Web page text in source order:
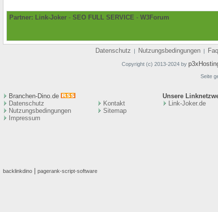
Partner: Link-Joker - SEO FULL SERVICE - W3Forum
Datenschutz | Nutzungsbedingungen | Faq
Copyright (c) 2013-2024 by
Seite
Branchen-Dino.de
Unsere
Datenschutz
Nutzungsbedingungen
Impressum
Kontakt
Sitemap
Link-Joker.de
backlinkdino pagerank-script-software